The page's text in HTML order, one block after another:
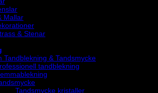
Mallar
& Stenar
Tandblekning & Tandsmycke
tandblekning
Tandsmycke kristaller